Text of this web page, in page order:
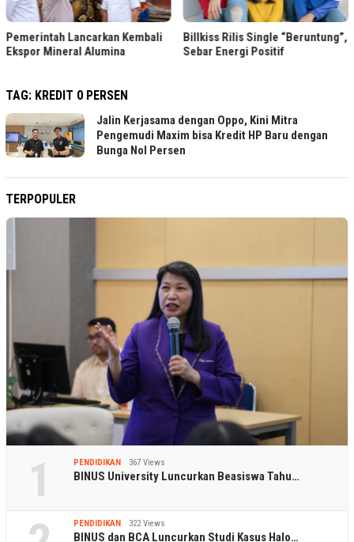
Pemerintah Lancarkan Kembali
Ekspor Mineral Alumina
Billkiss Rilis Single “Beruntung”,
Sebar Energi Positif
TAG: KREDIT 0 PERSEN
Jalin Kerjasama dengan Oppo, Kini Mitra
Pengemudi Maxim bisa Kredit HP Baru dengan
Bunga Nol Persen
TERPOPULER
1 PENDIDIKAN 367 Views
BINUS University Luncurkan Beasiswa Tahu…
PENDIDIKAN 322 Views
BINUS dan BCA Luncurkan Studi Kasus Halo…